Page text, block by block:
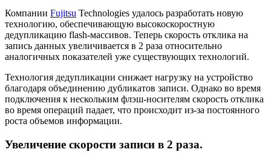
Компании Fujitsu Technologies удалось разработать новую
технологию, обеспечивающую высокоскоростную
дедупликацию flash-массивов. Теперь скорость отклика на
запись данных увеличивается в 2 раза относительно
аналогичных показателей уже существующих технологий.
Технология дедупликации снижает нагрузку на устройство
благодаря объединению дубликатов записи. Однако во время
подключения к нескольким флэш-носителям скорость отклика
во время операций падает, что происходит из-за постоянного
роста объемов информации.
Увеличение скорости записи в 2 раза.